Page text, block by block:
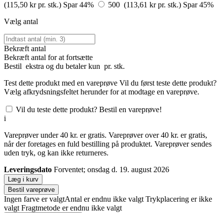
(115,50 kr pr. stk.) Spar 44% 500 (113,61 kr pr. stk.) Spar 45%
Vælg antal
Bekræft antal
Bekræft antal for at fortsætte
Bestil ekstra og du betaler kun pr. stk.
Test dette produkt med en vareprøve Vil du først teste dette produkt?
Vælg afkrydsningsfeltet herunder for at modtage en vareprøve.
Vil du teste dette produkt? Bestil en vareprøve!
i
Vareprøver under 40 kr. er gratis. Vareprøver over 40 kr. er gratis,
når der foretages en fuld bestilling på produktet. Vareprøver sendes
uden tryk, og kan ikke returneres.
Leveringsdato Forventet; onsdag d. 19. august 2026
Læg i kurv
Bestil vareprøve
Ingen farve er valgtAntal er endnu ikke valgt Trykplacering er ikke
valgt Fragtmetode er endnu ikke valgt